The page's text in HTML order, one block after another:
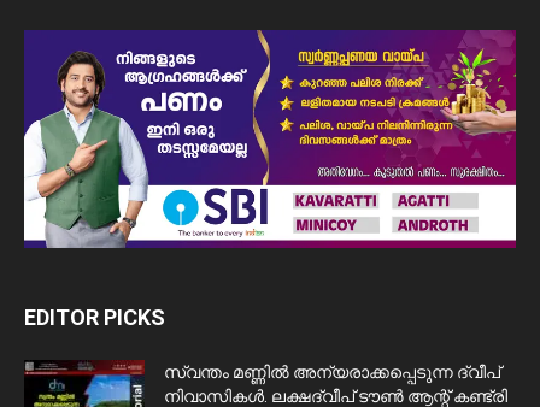
EDITOR PICKS
സ്വന്തം മണ്ണിൽ അന്യരാക്കപ്പെടുന്ന ദ്വീപ്
നിവാസികൾ. ലക്ഷദ്വീപ് ടൗൺ ആന്റ് കണ്ട്രി